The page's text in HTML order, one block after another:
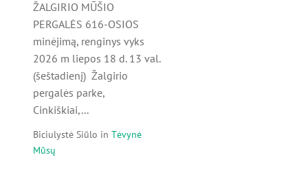
ŽALGIRIO MŪŠIO
PERGALĖS 616-OSIOS
minėjimą, renginys vyks
2026 m liepos 18 d. 13 val.
(šeštadienį) Žalgirio
pergalės parke,
Cinkiškiai,...
Biciulystė Siūlo in Tėvynė
Mūsų